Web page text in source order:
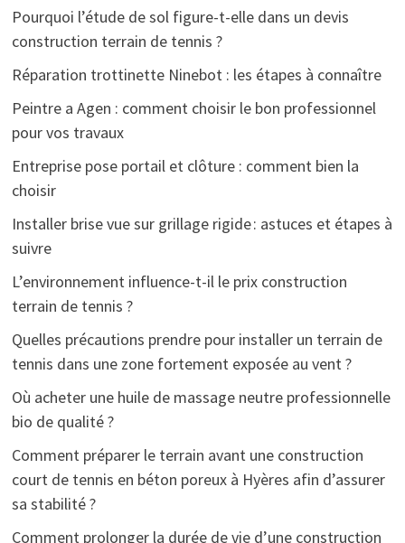
Pourquoi l’étude de sol figure-t-elle dans un devis
construction terrain de tennis ?
Réparation trottinette Ninebot : les étapes à connaître
Peintre a Agen : comment choisir le bon professionnel
pour vos travaux
Entreprise pose portail et clôture : comment bien la
choisir
Installer brise vue sur grillage rigide : astuces et étapes à
suivre
L’environnement influence-t-il le prix construction
terrain de tennis ?
Quelles précautions prendre pour installer un terrain de
tennis dans une zone fortement exposée au vent ?
Où acheter une huile de massage neutre professionnelle
bio de qualité ?
Comment préparer le terrain avant une construction
court de tennis en béton poreux à Hyères afin d’assurer
sa stabilité ?
Comment prolonger la durée de vie d’une construction